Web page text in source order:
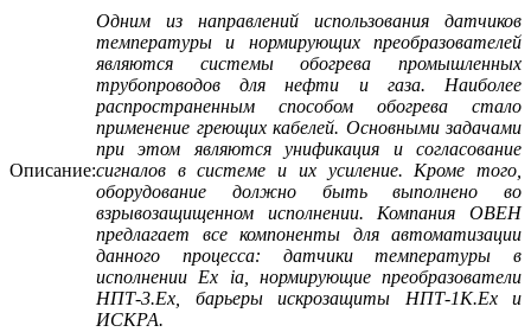
Описание:
Одним из направлений использования датчиков
температуры и нормирующих преобразователей
являются системы обогрева промышленных
трубопроводов для нефти и газа. Наиболее
распространенным способом обогрева стало
применение греющих кабелей. Основными задачами
при этом являются унификация и согласование
сигналов в системе и их усиление. Кроме того,
оборудование должно быть выполнено во
взрывозащищенном исполнении. Компания ОВЕН
предлагает все компоненты для автоматизации
данного процесса: датчики температуры в
исполнении Еx ia, нормирующие преобразователи
НПТ‑3.Ех, барьеры искрозащиты НПТ‑1К.Ех и
ИСКРА.